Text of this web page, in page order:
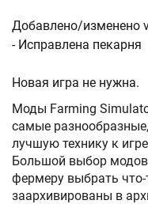
Добавлено/изменено
- Исправлена пекарня
Новая игра не нужна.
Моды Farming Simulator 2017 , на нашем сайте
самые
лучшую технику к игре
Большой выбор
фермеру выбрать
заархивированы в